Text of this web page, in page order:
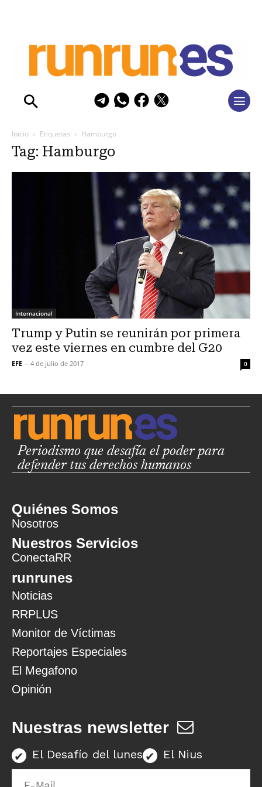
Inicio Etiquetas Hamburgo
Tag: Hamburgo
Internacional
Trump y Putin se reunirán por primera
vez este viernes en cumbre del G20
EFE - 4 de julio de 2017 0
Periodismo que desafía el poder para
defender tus derechos humanos
Quiénes Somos
Nosotros
Nuestros Servicios
ConectaRR
runrunes
Noticias
RRPLUS
Monitor de Víctimas
Reportajes Especiales
El Megafono
Opinión
Nuestras newsletter
El Desafío del lunes El Nius